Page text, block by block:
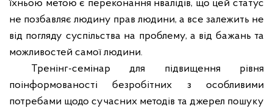
їхньою метою є переконання нвалідів, що цей статус
не позбавляє людину прав людини, а все залежить не
від погляду суспільства на проблему, а від бажань та
можливостей самої людини.
Тренінг-семінар для підвищення рівня
поінформованості безробітних з особливими
потребами щодо сучасних методів та джерел пошуку